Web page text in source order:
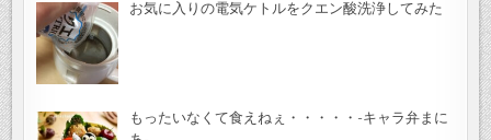
お気に入りの電気ケトルをクエン酸洗浄してみた
もったいなくて食えねぇ・・・・・-キャラ弁まに